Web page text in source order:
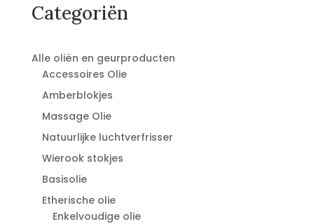
Categoriën
Alle oliën en geurproducten
Accessoires Olie
Amberblokjes
Massage Olie
Natuurlijke luchtverfrisser
Wierook stokjes
Basisolie
Etherische olie
Enkelvoudige olie